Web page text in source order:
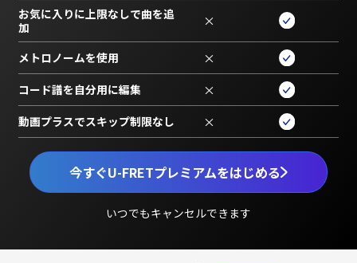
今すぐU-FRETプレミアムをはじめる
いつでもキャンセルできます
お気に入りに上限なしで曲を追
加
×
メトロノームを使用 ×
コード譜を自分用に編集 ×
動画プラスでスキップ制限なし ×